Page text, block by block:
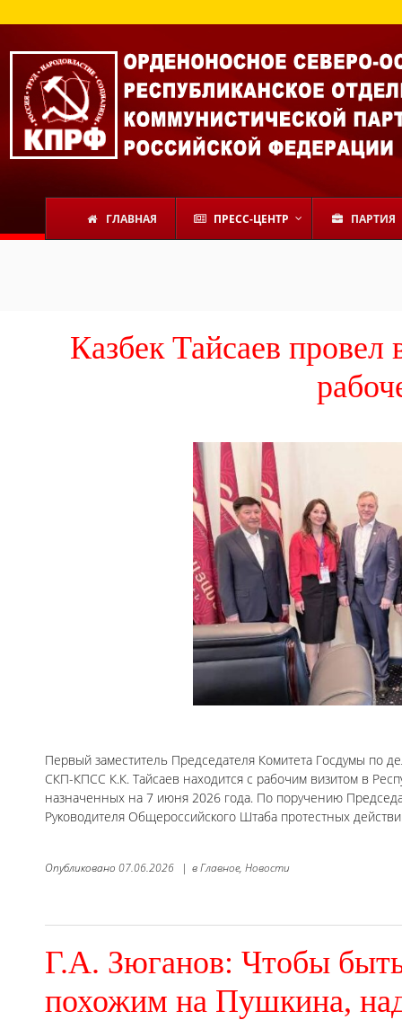
ГЛАВНАЯ ПРЕСС-ЦЕНТР ПАРТИЯ
Казбек Тайсаев
Первый заместитель Председателя Комитета Госдумы по
СКП-КПСС К.К. Тайсаев находится с рабочим визитом в
назначенных на 7 июня 2026 года. По поручению
Руководителя Общероссийского Штаба протестных
Опубликовано 07.06.2026 | вГлавное, Новости
Г.А. Зюганов: Чтобы
похожим на Пушкина,